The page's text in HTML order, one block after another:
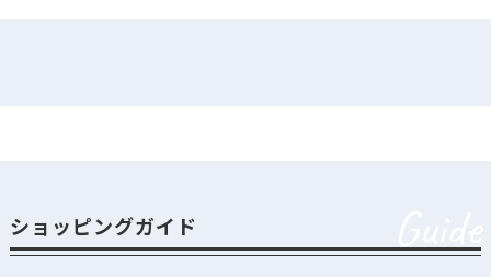
ショッピングガイド